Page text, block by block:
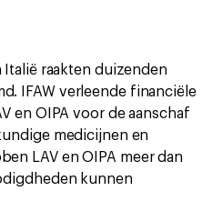
raakten duizenden
IFAW verleende financiële
en OIPA voor de aanschaf
medicijnen en
LAV en OIPA meer dan
kunnen